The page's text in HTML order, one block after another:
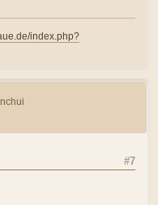
index.php?
#7